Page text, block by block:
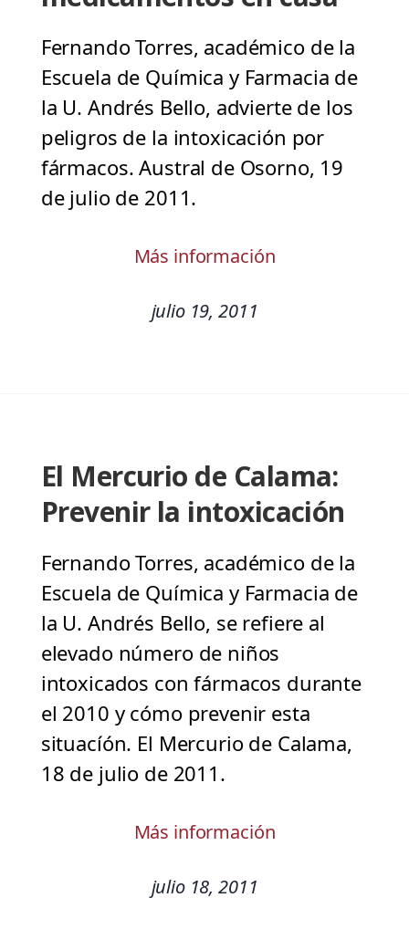
Fernando Torres, académico de la
Escuela de Química y Farmacia de
la U. Andrés Bello, advierte de los
peligros de la intoxicación por
fármacos. Austral de Osorno, 19
de julio de 2011.
Más información
julio 19, 2011
El Mercurio de Calama:
Prevenir la intoxicación
Fernando Torres, académico de la
Escuela de Química y Farmacia de
la U. Andrés Bello, se refiere al
elevado número de niños
intoxicados con fármacos durante
el 2010 y cómo prevenir esta
situacíón. El Mercurio de Calama,
18 de julio de 2011.
Más información
julio 18, 2011